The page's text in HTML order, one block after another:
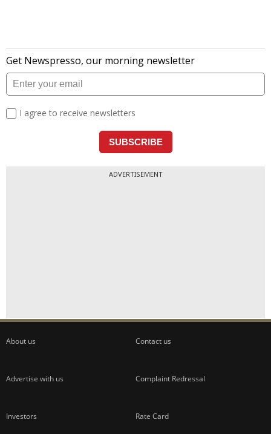
ADVERTISEMENT
About us Contact us
Advertise with us Complaint Redressal
Investors Rate Card